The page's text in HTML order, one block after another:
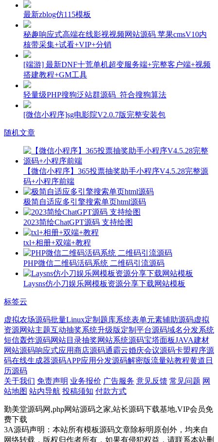
最新zblog仿115模板
秘趣响应式高端在线影视视频网站源码 苹果cmsV10内
核带采集+试看+VIP+分销
[端游] 最新DNF十荒单机超变服务端+完整客户端+视频
搭建教程+GM工具
轻量级PHP搜狗泛站群源码_符合搜狗算法
[微信小程序]sg电影院V2.0.7版完整安装包
随机文章
【微信小程序】365投票抽奖助手小程序V4.5.28完整源
码+小程序前端
极简自适应多引擎搜索单页html源码
2023简绘ChatGPT源码 支持绘图
txl+相册+双端+教程
PHP微信二维码活码系统 二维码引流源码
Laysns仿小刀娱乐网模板资源分享下载网站模​板
标签云
虚拟农场源码批量Linux定制 题库系统表单元素辅助源码虚拟
资源网站主题互动抽奖系统升级版定制平台源码域名分发系统
短信轰炸源码网站目录抽奖网站系统源码宝塔面板JAVA建材
网站源码响应式应用商店源码通霸云婚庆会议源码卡盟程序源
码在线生成器源码APP应用分发源码解密版流量站教程黄道日
历源码
关于我们 免责声明 业务报价 广告服务 意见反馈 常见问题 网
站地图 站内导航 投稿须知 付款方式
勤美堂源码网,php网站源码之家,站长源码下载基地,VIP会员免
费下载
3A源码声明：本站所有模板源码文章除标明原创外，均来自
网络转载，版权归作者所有，如果有侵犯权益，请联系本站删